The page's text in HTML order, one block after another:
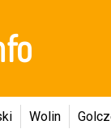
Wolin